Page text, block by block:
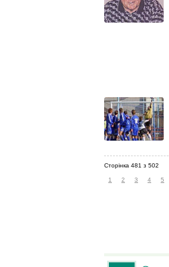
Сторінка 481 з 502
1 2 3 4 5